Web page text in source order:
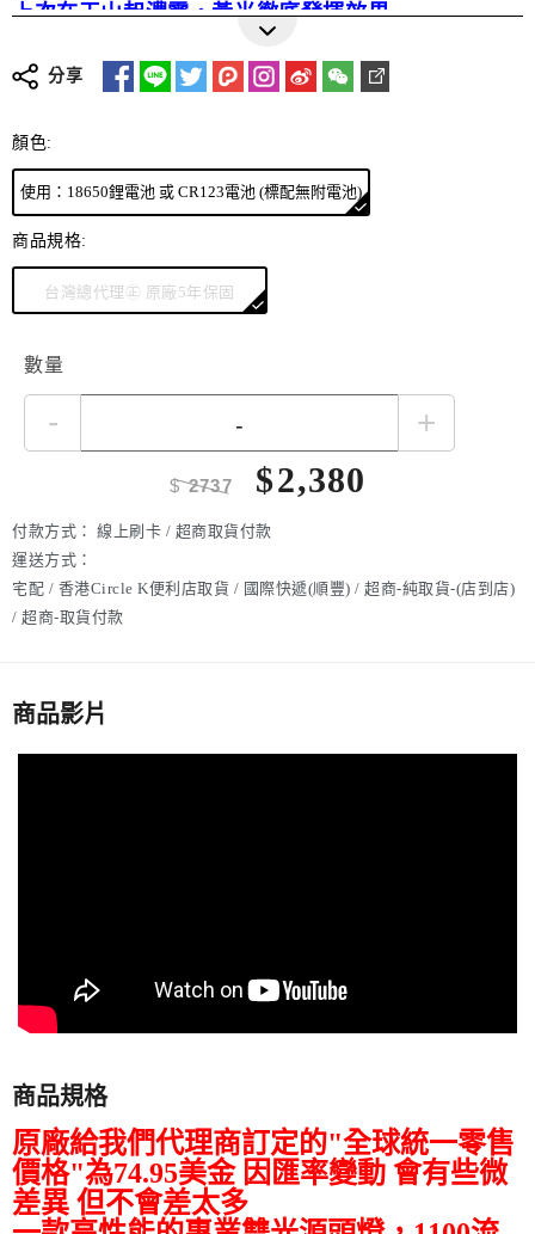
上次在玉山起濃霧，黃光徹底發揮效果
錸特光電補充：中白光是屬於暖白光，色溫偏暖黃
黃光在破霧時，相對於冷白光，更容易穿透雲雨霧
另外，此款在登山，
更多詳細介紹
分享
顏色:
使用：18650鋰電池 或 CR123電池 (標配無附電池)
商品規格:
台灣總代理㊣ 原廠5年保固
數量
- +
$2737 $2,380
付款方式： 線上刷卡 / 超商取貨付款
運送方式：
宅配 / 香港Circle K便利店取貨 / 國際快遞(順豐) / 超商-純取貨-(店到店)
/ 超商-取貨付款
商品影片
商品規格
原廠給我們代理商訂定的"全球統一零售
價格"為74.95美金 因匯率變動 會有些微
差異 但不會差太多